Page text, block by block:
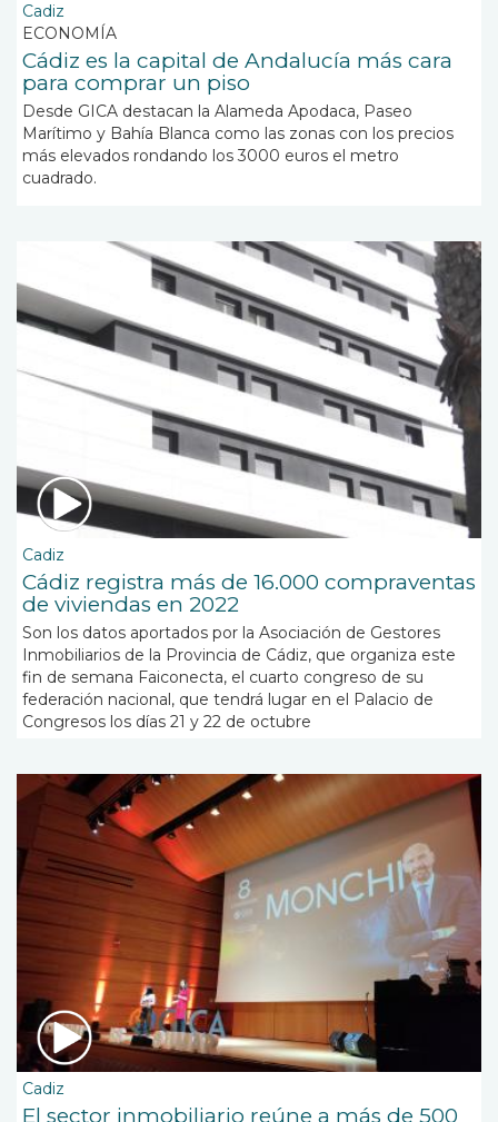
Cadiz
ECONOMÍA
Cádiz es la capital de Andalucía más cara
para comprar un piso
Desde GICA destacan la Alameda Apodaca, Paseo
Marítimo y Bahía Blanca como las zonas con los precios
más elevados rondando los 3000 euros el metro
cuadrado.
Cadiz
Cádiz registra más de 16.000 compraventas
de viviendas en 2022
Son los datos aportados por la Asociación de Gestores
Inmobiliarios de la Provincia de Cádiz, que organiza este
fin de semana Faiconecta, el cuarto congreso de su
federación nacional, que tendrá lugar en el Palacio de
Congresos los días 21 y 22 de octubre
Cadiz
El sector inmobiliario reúne a más de 500